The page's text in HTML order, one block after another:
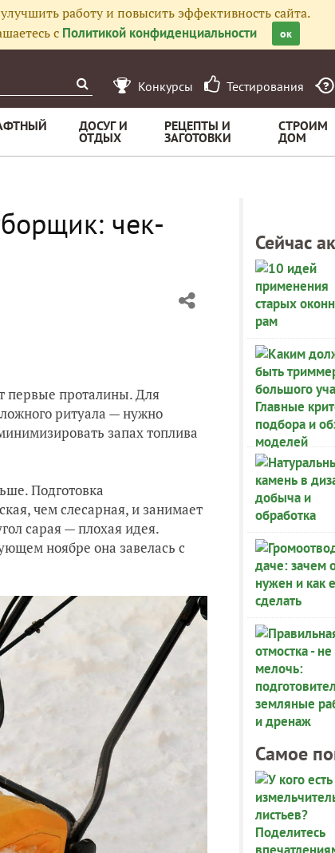
работу и повысить эффективность сайта.
с Политикой конфиденциальности ок
Конкурсы Тестирования
ДОСУГ И
ОТДЫХ
РЕЦЕПТЫ И
ЗАГОТОВКИ
СТРОИМ
ДОМ
чек-
первые проталины. Для
ритуала — нужно
запах топлива
Подготовка
чем слесарная, и занимает
сарая — плохая идея.
ноябре она завелась с
Сейчас
Самое